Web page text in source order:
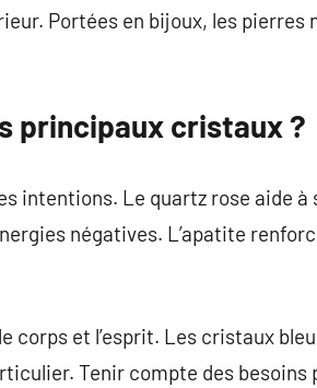
Portées en bijoux, les pierres
principaux cristaux ?
intentions. Le quartz rose aide à
négatives. L’apatite
et l’esprit. Les cristaux
Tenir compte des besoins